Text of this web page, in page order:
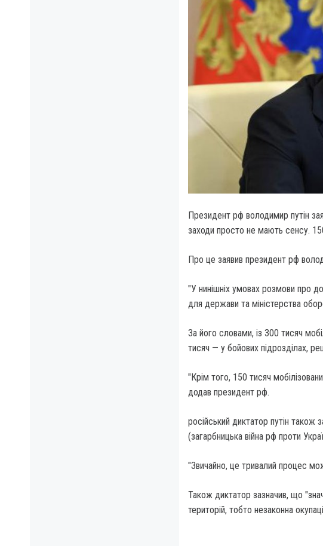
Президент рф володимир путін
заходи просто не мають сенсу.
Про це заявив президент рф
"У нинішніх умовах розмови про
для держави та міністерства
За його словами, із 300 тисяч
тисяч — у бойових підрозділах,
"Крім того, 150 тисяч
додав президент рф.
російський диктатор путін також
(загарбницька війна рф проти
"Звичайно, це тривалий процес
Також диктатор зазначив, що
територій, тобто незаконна